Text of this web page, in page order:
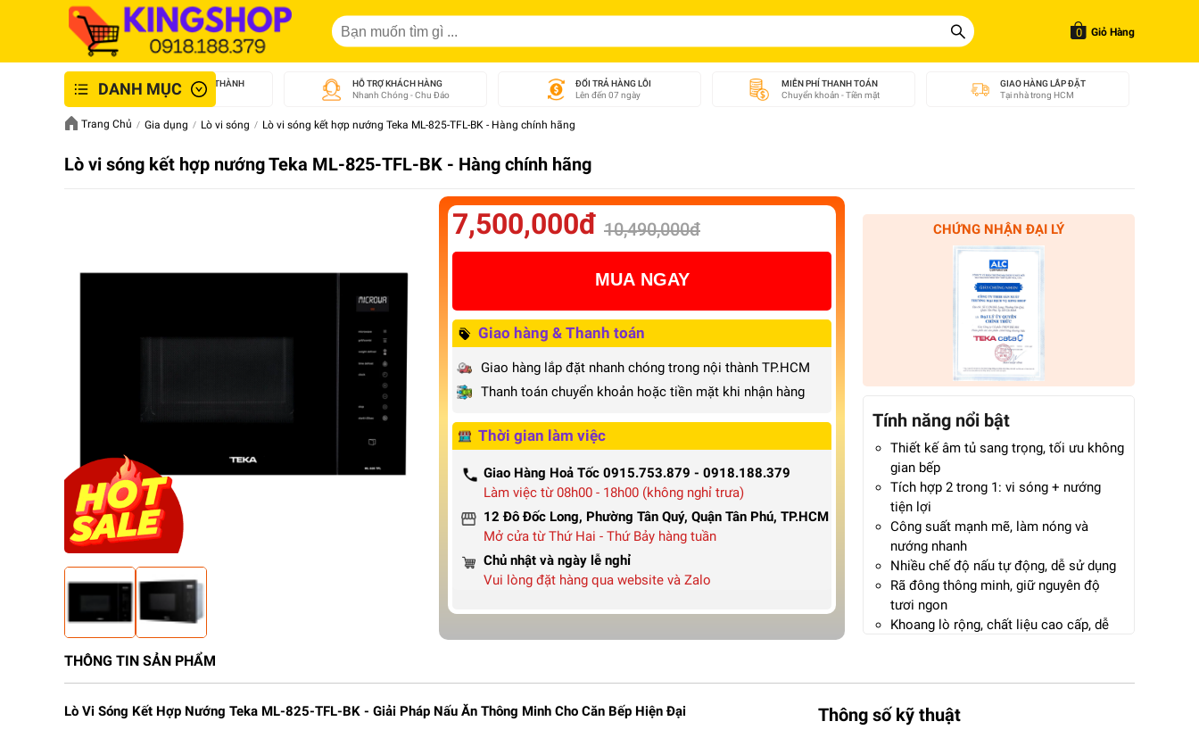
0 Giỏ Hàng
DANH MỤCGIAO NHANH NỘI THÀNH
An Toàn - Tận Tâm
HỖ TRỢ KHÁCH HÀNG
Nhanh Chóng - Chu Đáo
ĐỔI TRẢ HÀNG LỖI
Lên đến 07 ngày
MIỄN PHÍ THANH TOÁN
Chuyển khoản - Tiền mặt
GIAO HÀNG LẮP ĐẶT
Tại nhà trong HCM
Trang Chủ Gia dụng Lò vi sóng Lò vi sóng kết hợp nướng Teka ML-825-TFL-BK - Hàng chính hãng
Lò vi sóng kết hợp nướng Teka ML-825-TFL-BK - Hàng chính hãng
7,500,000đ 10,490,000đ
MUA NGAY
Giao hàng & Thanh toán
Giao hàng lắp đặt nhanh chóng trong nội thành TP.HCM
Thanh toán chuyển khoản hoặc tiền mặt khi nhận hàng
Thời gian làm việc
Giao Hàng Hoả Tốc 0915.753.879 - 0918.188.379
Làm việc từ 08h00 - 18h00 (không nghỉ trưa)
12 Đô Đốc Long, Phường Tân Quý, Quận Tân Phú, TP.HCM
Mở cửa từ Thứ Hai - Thứ Bảy hàng tuần
Chủ nhật và ngày lễ nghỉ
Vui lòng đặt hàng qua website và Zalo
CHỨNG NHẬN ĐẠI LÝ
Tính năng nổi bật
Thiết kế âm tủ sang trọng, tối ưu không
gian bếp
Tích hợp 2 trong 1: vi sóng + nướng
tiện lợi
Công suất mạnh mẽ, làm nóng và
nướng nhanh
Nhiều chế độ nấu tự động, dễ sử dụng
Rã đông thông minh, giữ nguyên độ
tươi ngon
Khoang lò rộng, chất liệu cao cấp, dễ
tác nhanh
An toàn với khóa trẻ em và tự ngắt khi
quá nhiệt
THÔNG TIN SẢN PHẨM
Lò Vi Sóng Kết Hợp Nướng Teka ML-825-TFL-BK - Giải Pháp Nấu Ăn Thông Minh Cho Căn Bếp Hiện Đại Thông số kỹ thuật